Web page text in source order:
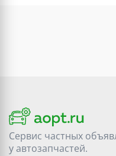
Сервис частных
уавтозапчастей.